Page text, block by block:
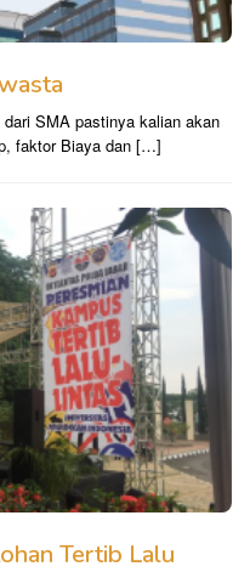
SMA pastinya kalian akan
faktor Biaya dan […]
Tertib Lalu